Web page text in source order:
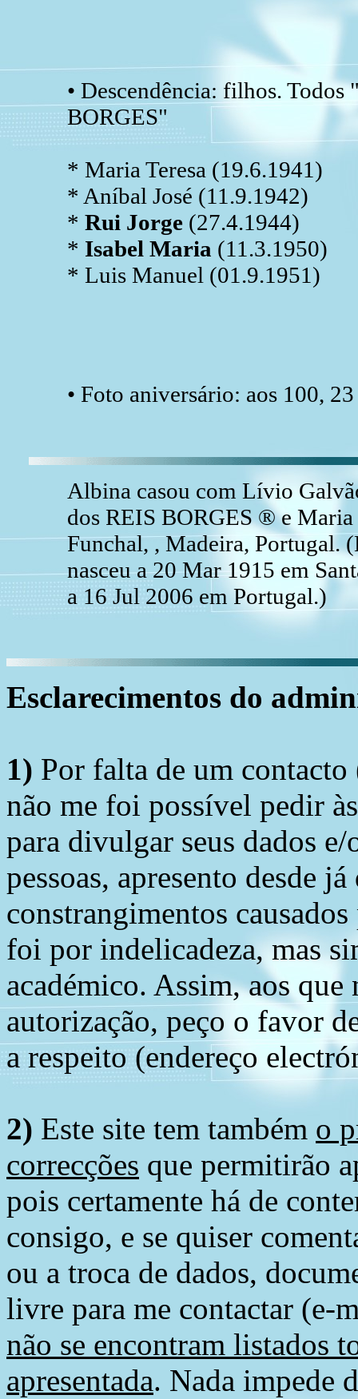
• Descendência: filhos. Todos
BORGES"
* Maria Teresa (19.6.1941)
* Aníbal José (11.9.1942)
* Rui Jorge (27.4.1944)
* Isabel Maria (11.3.1950)
* Luis Manuel (01.9.1951)
• Foto aniversário: aos 100,
Albina casou com Lívio
dos REIS BORGES ® e
Funchal, , Madeira, Portugal.
nasceu a 20 Mar 1915 em
a 16 Jul 2006 em Portugal.)
Esclarecimentos do
1) Por falta de um
não me foi possível pedir
para divulgar seus dados
pessoas, apresento desde
constrangimentos
foi por indelicadeza, mas
académico. Assim, aos
autorização, peço o favor
a respeito (endereço
2) Este site tem também o
correcções que permitirão
pois certamente há de
consigo, e se quiser
ou a troca de dados,
livre para me contactar (e-
não se encontram listados
apresentada. Nada impede